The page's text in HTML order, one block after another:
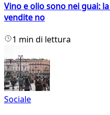
Vino e olio sono nei guai:
vendite no
1 min di lettura
Sociale